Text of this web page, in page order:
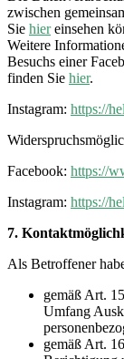
zwischen
Sie hiereinsehen
Weitere
Besuchs einer
finden Sie hier.
Instagram: https://
Facebook: https://
Instagram: https://
7.
Als Betroffener
gemäß Art.
Umfang
gemäß Art.